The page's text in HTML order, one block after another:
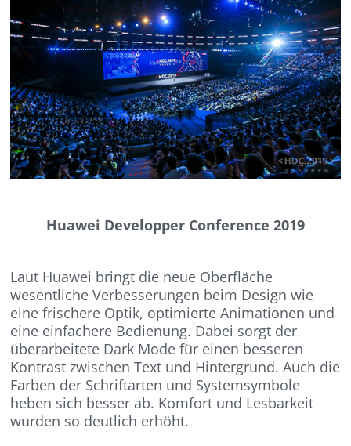
Huawei Developper Conference 2019
Laut Huawei bringt die neue Oberfläche
wesentliche Verbesserungen beim Design wie
eine frischere Optik, optimierte Animationen und
eine einfachere Bedienung. Dabei sorgt der
überarbeitete Dark Mode für einen besseren
Kontrast zwischen Text und Hintergrund. Auch die
Farben der Schriftarten und Systemsymbole
heben sich besser ab. Komfort und Lesbarkeit
wurden so deutlich erhöht.